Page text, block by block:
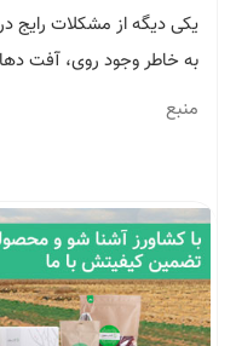
یکی دیگه از مشکلات رایج
به خاطر وجود روی، آفت
منبع